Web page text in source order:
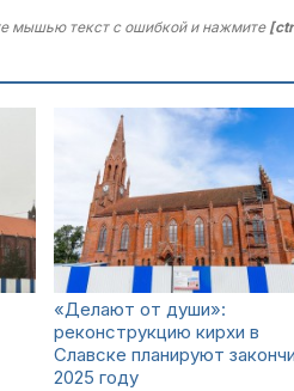
мышью текст с ошибкой и нажмите
«Делают от души»:
реконструкцию кирхи в
Славске планируют
2025 году